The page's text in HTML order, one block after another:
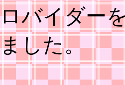
ロバイダー
ました。